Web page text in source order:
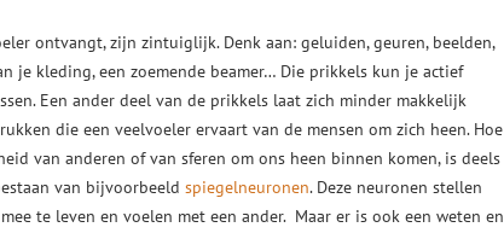
ontvangt, zijn zintuiglijk. Denk aan: geluiden, geuren, beelden,
je kleding, een zoemende beamer… Die prikkels kun je actief
Een ander deel van de prikkels laat zich minder makkelijk
die een veelvoeler ervaart van de mensen om zich heen. Hoe
van anderen of van sferen om ons heen binnen komen, is deels
van bijvoorbeeld spiegelneuronen. Deze neuronen stellen
te leven en voelen met een ander. Maar er is ook een weten en